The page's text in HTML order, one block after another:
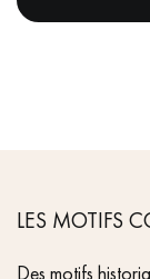
LES MOTIFS
Des motifs